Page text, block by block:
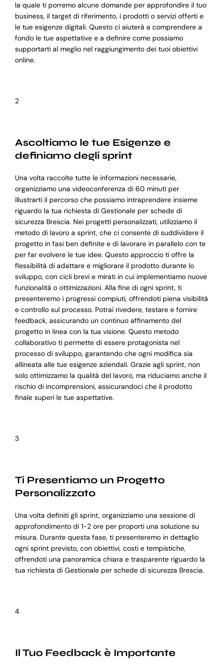
la quale ti porremo alcune domande per approfondire il tuo
business, il target di riferimento, i prodotti o servizi offerti e
le tue esigenze digitali. Questo ci aiuterà a comprendere a
fondo le tue aspettative e a definire come possiamo
supportarti al meglio nel raggiungimento dei tuoi obiettivi
online.
2
Ascoltiamo le tue Esigenze e
definiamo degli sprint
Una volta raccolte tutte le informazioni necessarie,
organizziamo una videoconferenza di 60 minuti per
illustrarti il percorso che possiamo intraprendere insieme
riguardo la tua richiesta di Gestionale per schede di
sicurezza Brescia. Nei progetti personalizzati, utilizziamo il
metodo di lavoro a sprint, che ci consente di suddividere il
progetto in fasi ben definite e di lavorare in parallelo con te
per far evolvere le tue idee. Questo approccio ti offre la
flessibilità di adattare e migliorare il prodotto durante lo
sviluppo, con cicli brevi e mirati in cui implementiamo nuove
funzionalità o ottimizzazioni. Alla fine di ogni sprint, ti
presenteremo i progressi compiuti, offrendoti piena visibilità
e controllo sul processo. Potrai rivedere, testare e fornire
feedback, assicurando un continuo affinamento del
progetto in linea con la tua visione. Questo metodo
collaborativo ti permette di essere protagonista nel
processo di sviluppo, garantendo che ogni modifica sia
allineata alle tue esigenze aziendali. Grazie agli sprint, non
solo ottimizzamo la qualità del lavoro, ma riduciamo anche il
rischio di incomprensioni, assicurandoci che il prodotto
finale superi le tue aspettative.
3
Ti Presentiamo un Progetto
Personalizzato
Una volta definiti gli sprint, organizziamo una sessione di
approfondimento di 1-2 ore per proporti una soluzione su
misura. Durante questa fase, ti presenteremo in dettaglio
ogni sprint previsto, con obiettivi, costi e tempistiche,
offrendoti una panoramica chiara e trasparente riguardo la
tua richiesta di Gestionale per schede di sicurezza Brescia.
4
Il Tuo Feedback è Importante